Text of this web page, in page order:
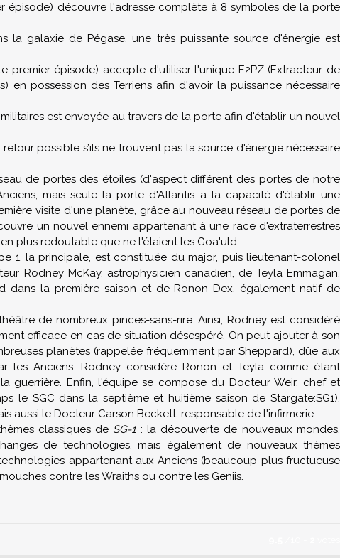
épisode) découvre l'adresse complète à 8 symboles de la porte
la galaxie de Pégase, une très puissante source d'énergie est
premier épisode) accepte d'utiliser l'unique E2PZ (Extracteur de
en possession des Terriens afin d'avoir la puissance nécessaire
est envoyée au travers de la porte afin d'établir un nouvel
possible s’ils ne trouvent pas la source d'énergie nécessaire
de portes des étoiles (d'aspect différent des portes de notre
mais seule la porte d'Atlantis a la capacité d'établir une
visite d'une planète, grâce au nouveau réseau de portes de
un nouvel ennemi appartenant à une race d'extraterrestres
plus redoutable que ne l'étaient les Goa'uld...
1, la principale, est constituée du major, puis lieutenant-colonel
Rodney McKay, astrophysicien canadien, de Teyla Emmagan,
dans la première saison et de Ronon Dex, également natif de
de nombreux pinces-sans-rire. Ainsi, Rodney est considéré
efficace en cas de situation désespéré. On peut ajouter à son
planètes (rappelée fréquemment par Sheppard), dûe aux
les Anciens. Rodney considère Ronon et Teyla comme étant
guerrière. Enfin, l'équipe se compose du Docteur Weir, chef et
le SGC dans la septième et huitième saison de Stargate:SG1),
aussi le Docteur Carson Beckett, responsable de l'infirmerie.
classiques de SG-1: la découverte de nouveaux mondes,
de technologies, mais également de nouveaux thèmes
appartenant aux Anciens (beaucoup plus fructueuse
contre les Wraiths ou contre les Geniis.